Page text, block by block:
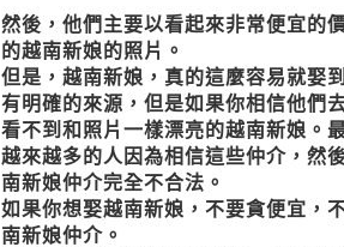
然後，他們主要以看起來非常便宜的
的越南新娘的照片。
但是， 越南新娘 ，真的這麼容易就娶
有明確的來源，但是如果你相信他們
看不到和照片一樣漂亮的越南新娘。
越來越多的人因為相信這些仲介，然
南新娘仲介完全不合法。
如果你想娶越南新娘 ，不要貪便宜，
南新娘仲介。